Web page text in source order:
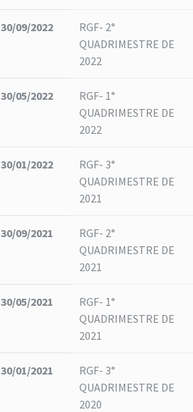
30/09/2022
RGF- 2°
QUADRIMESTRE DE
2022
30/05/2022
RGF- 1°
QUADRIMESTRE DE
2022
30/01/2022
RGF- 3°
QUADRIMESTRE DE
2021
30/09/2021
RGF- 2°
QUADRIMESTRE DE
2021
30/05/2021
RGF- 1°
QUADRIMESTRE DE
2021
30/01/2021
RGF- 3°
QUADRIMESTRE DE
2020